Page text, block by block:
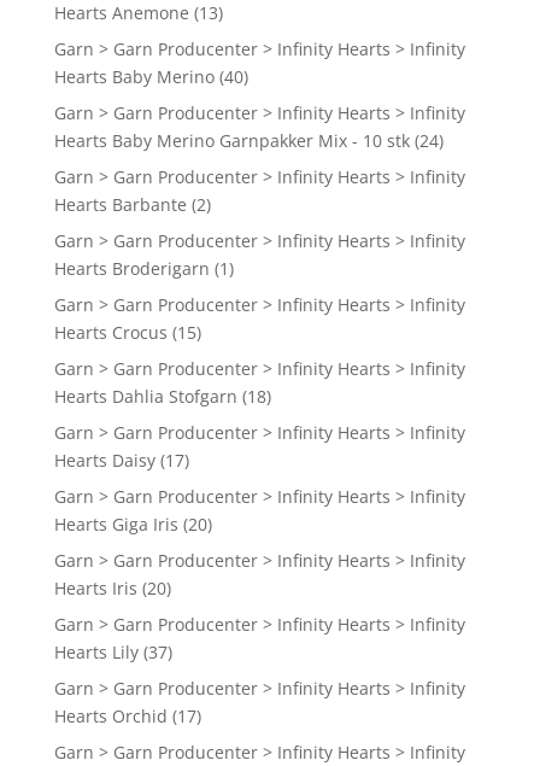
Hearts Anemone (13)
Garn > Garn Producenter > Infinity Hearts > Infinity
Hearts Baby Merino (40)
Garn > Garn Producenter > Infinity Hearts > Infinity
Hearts Baby Merino Garnpakker Mix - 10 stk (24)
Garn > Garn Producenter > Infinity Hearts > Infinity
Hearts Barbante (2)
Garn > Garn Producenter > Infinity Hearts > Infinity
Hearts Broderigarn (1)
Garn > Garn Producenter > Infinity Hearts > Infinity
Hearts Crocus (15)
Garn > Garn Producenter > Infinity Hearts > Infinity
Hearts Dahlia Stofgarn (18)
Garn > Garn Producenter > Infinity Hearts > Infinity
Hearts Daisy (17)
Garn > Garn Producenter > Infinity Hearts > Infinity
Hearts Giga Iris (20)
Garn > Garn Producenter > Infinity Hearts > Infinity
Hearts Iris (20)
Garn > Garn Producenter > Infinity Hearts > Infinity
Hearts Lily (37)
Garn > Garn Producenter > Infinity Hearts > Infinity
Hearts Orchid (17)
Garn > Garn Producenter > Infinity Hearts > Infinity